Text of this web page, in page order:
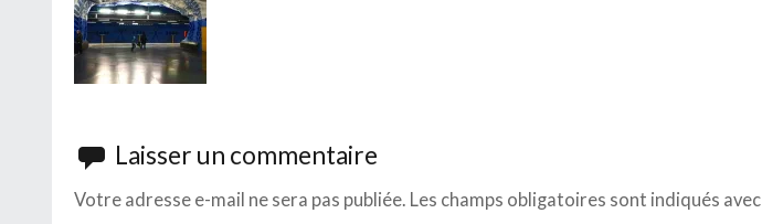
Laisser un commentaire
Votre adresse e-mail ne sera pas publiée. Les champs obligatoires sont indiqués avec